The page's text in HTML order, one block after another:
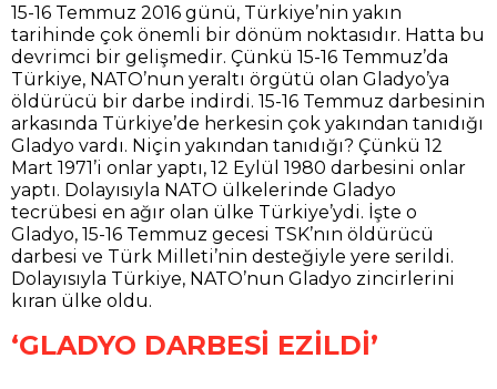
15-16 Temmuz 2016 günü, Türkiye’nin yakın
tarihinde çok önemli bir dönüm noktasıdır. Hatta bu
devrimci bir gelişmedir. Çünkü 15-16 Temmuz’da
Türkiye, NATO’nun yeraltı örgütü olan Gladyo’ya
öldürücü bir darbe indirdi. 15-16 Temmuz darbesinin
arkasında Türkiye’de herkesin çok yakından tanıdığı
Gladyo vardı. Niçin yakından tanıdığı? Çünkü 12
Mart 1971’i onlar yaptı, 12 Eylül 1980 darbesini onlar
yaptı. Dolayısıyla NATO ülkelerinde Gladyo
tecrübesi en ağır olan ülke Türkiye’ydi. İşte o
Gladyo, 15-16 Temmuz gecesi TSK’nın öldürücü
darbesi ve Türk Milleti’nin desteğiyle yere serildi.
Dolayısıyla Türkiye, NATO’nun Gladyo zincirlerini
kıran ülke oldu.
‘GLADYO DARBESİ EZİLDİ’